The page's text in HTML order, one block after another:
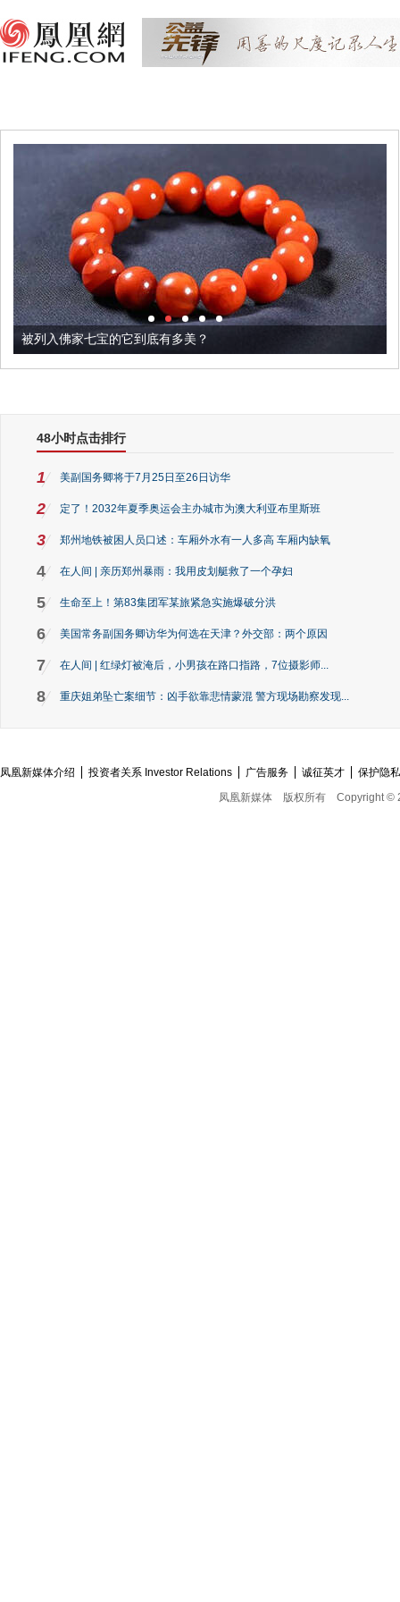
被列入佛家七宝的它到底有多美？
48小时点击排行
1 美副国务卿将于7月25日至26日访华
2 定了！2032年夏季奥运会主办城市为澳大利亚布里斯班
3 郑州地铁被困人员口述：车厢外水有一人多高 车厢内缺氧
4 在人间 | 亲历郑州暴雨：我用皮划艇救了一个孕妇
5 生命至上！第83集团军某旅紧急实施爆破分洪
6 美国常务副国务卿访华为何选在天津？外交部：两个原因
7 在人间 | 红绿灯被淹后，小男孩在路口指路，7位摄影师...
8 重庆姐弟坠亡案细节：凶手欲靠悲情蒙混 警方现场勘察发现...
凤凰新媒体介绍 投资者关系 Investor Relations 广告服务 诚征英才
保护隐
凤凰新媒体
版权所有 Copyright ©